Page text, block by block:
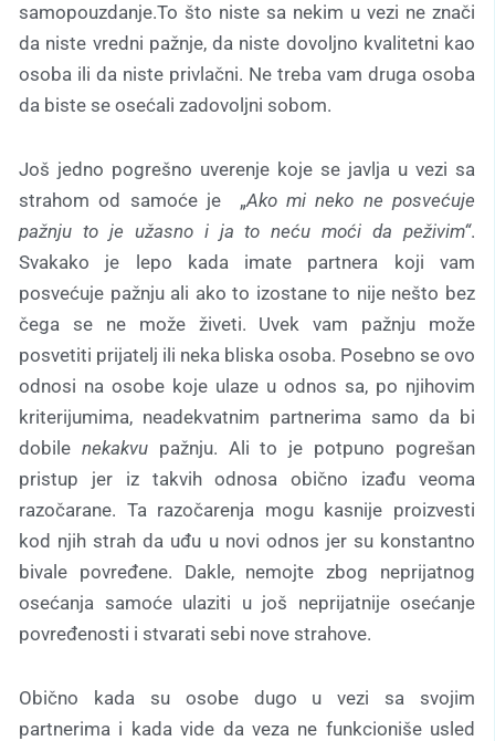
samopouzdanje.To što niste sa nekim u vezi ne znači
da niste vredni pažnje, da niste dovoljno kvalitetni kao
osoba ili da niste privlačni. Ne treba vam druga osoba
da biste se osećali zadovoljni sobom.
Još jedno pogrešno uverenje koje se javlja u vezi sa
strahom od samoće je „Ako mi neko ne posvećuje
pažnju to je užasno i ja to neću moći da peživim“.
Svakako je lepo kada imate partnera koji vam
posvećuje pažnju ali ako to izostane to nije nešto bez
čega se ne može živeti. Uvek vam pažnju može
posvetiti prijatelj ili neka bliska osoba. Posebno se ovo
odnosi na osobe koje ulaze u odnos sa, po njihovim
kriterijumima, neadekvatnim partnerima samo da bi
dobile nekakvupažnju. Ali to je potpuno pogrešan
pristup jer iz takvih odnosa obično izađu veoma
razočarane. Ta razočarenja mogu kasnije proizvesti
kod njih strah da uđu u novi odnos jer su konstantno
bivale povređene. Dakle, nemojte zbog neprijatnog
osećanja samoće ulaziti u još neprijatnije osećanje
povređenosti i stvarati sebi nove strahove.
Obično kada su osobe dugo u vezi sa svojim
partnerima i kada vide da veza ne funkcioniše usled